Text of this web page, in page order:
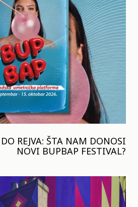
REJVA: ŠTA NAM DONOSI
NOVI BUPBAP FESTIVAL?